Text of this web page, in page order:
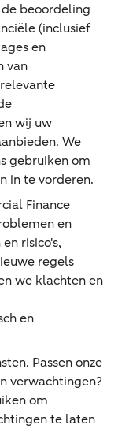
beoordeling
(inclusief
en
van
wij uw
We
gebruiken om
in te vorderen.
Finance
en
risico's,
regels
we klachten en
en
Passen onze
verwachtingen?
om
te laten